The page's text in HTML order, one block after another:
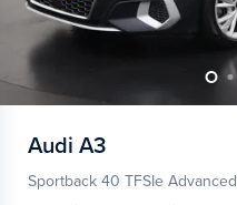
Audi A3
Sportback 40 TFSIe Advanced